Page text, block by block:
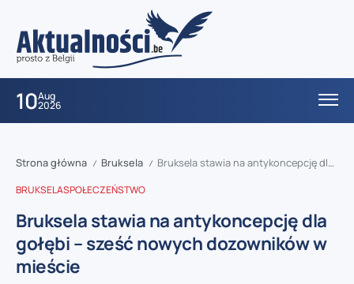
10Aug
2026
Strona główna / Bruksela / Bruksela stawia na antykoncepcję dla gołębi – sześć nowych dozowników w mieście
BRUKSELASPOŁECZEŃSTWO
Bruksela stawia na antykoncepcję dla
gołębi – sześć nowych dozowników w
mieście